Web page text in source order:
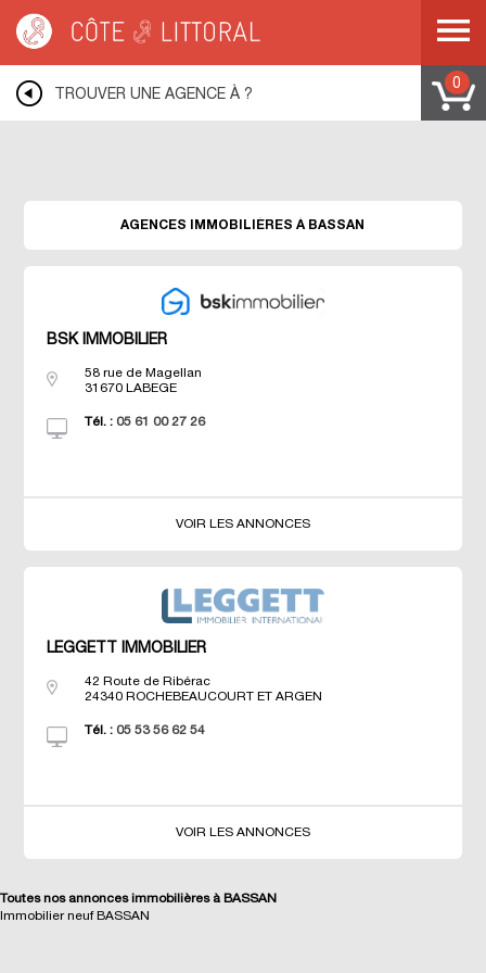
Warning : Undefined variable $idUser in
/var/www/mobile.cotelittoral.fr/annuaire.php
Côte & Littoral>Les agences du littoral>Agences immobili&eagrave;res
MEDITERRANEE
Agences immobili&eagrave;res LANGUEDOC ROUSSILLON>
Agences immobili&eagrave;res HERAULT
Agences immobili&eagrave;res
BASSAN
TROUVER UNE AGENCE À ?
0
AGENCES IMMOBILIÈRES À BASSAN
BSK IMMOBILIER
58 rue de Magellan
31670
LABEGE
Tél. : 05 61 00 27 26
VOIR LES ANNONCES
LEGGETT IMMOBILIER
42 Route de Ribérac
24340 ROCHEBEAUCOURT ET ARGEN
Tél. : 05 53 56 62 54
VOIR LES ANNONCES
Toutes nos annonces immobilières à BASSAN
Immobilier neuf BASSAN